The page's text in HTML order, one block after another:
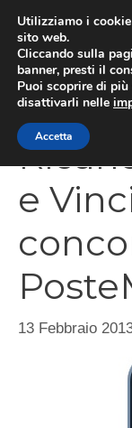
contenuto
e
13 Febbraio
Utilizziamo i
sito web.
Cliccando sulla
banner, presti il
Puoi scoprire di
disattivarli nelle
Accetta